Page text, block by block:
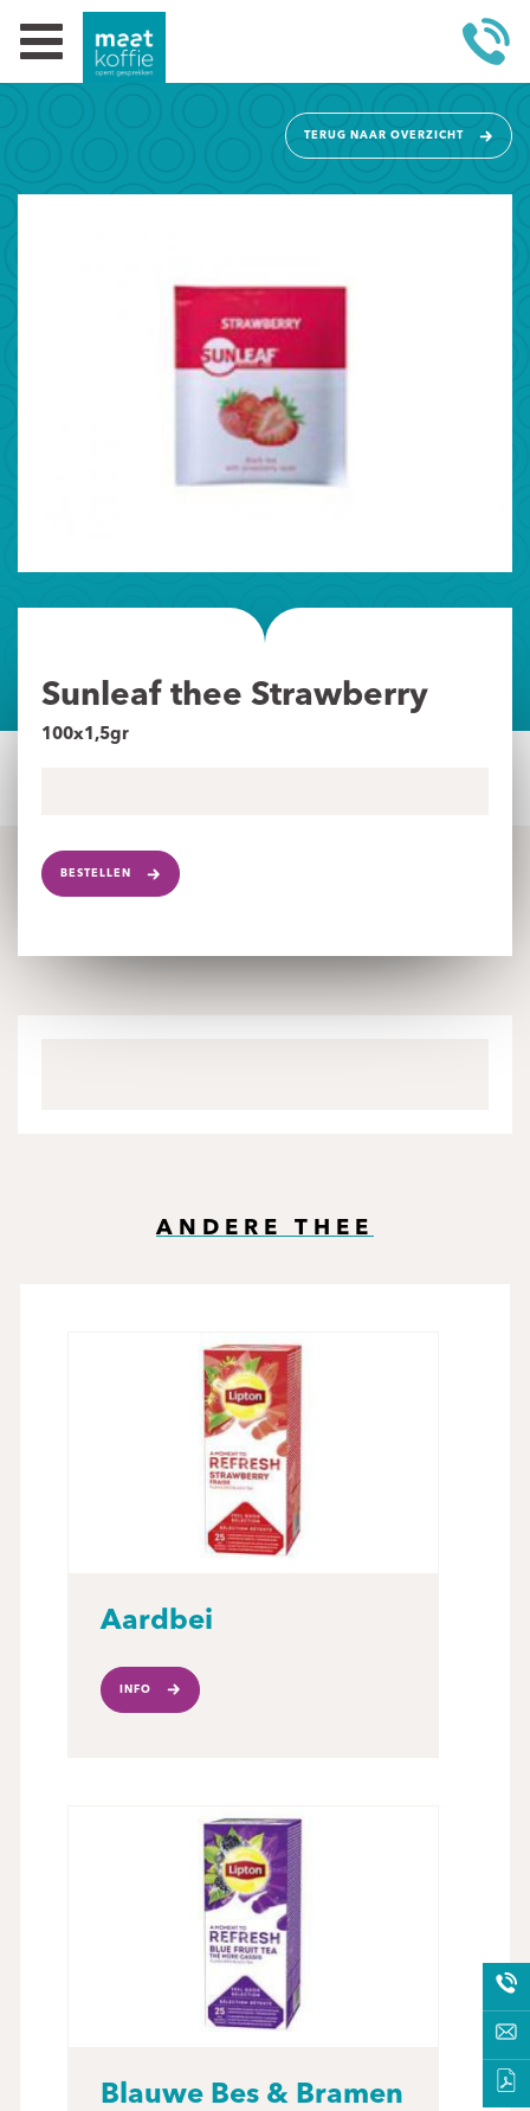
TERUG NAAR OVERZICHT
Sunleaf thee Strawberry
100x1,5gr
BESTELLEN
ANDERE THEE
Aardbei
INFO
Blauwe Bes & Bramen